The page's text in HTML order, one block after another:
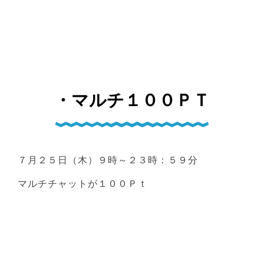
・マルチ１００ＰＴ
７月２５日（木）９時～２３時：５９分
マルチチャットが１００Ｐｔ